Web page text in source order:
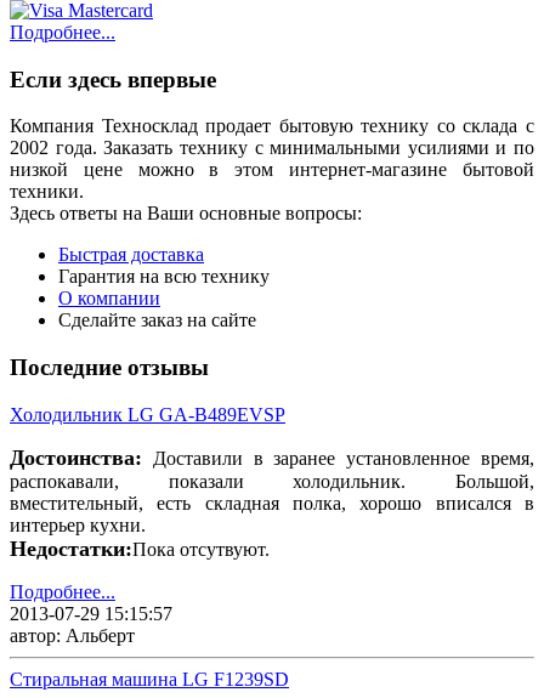
Подробнее...
Если здесь впервые
Компания Техносклад продает бытовую технику со склада с
2002 года. Заказать технику с минимальными усилиями и по
низкой цене можно в этом интернет-магазине бытовой
техники.
Здесь ответы на Ваши основные вопросы:
Быстрая доставка
Гарантия на всю технику
О компании
Сделайте заказ на сайте
Последние отзывы
Холодильник LG GA-B489EVSP
Достоинства: Доставили в заранее установленное время,
распокавали, показали холодильник. Большой,
вместительный, есть складная полка, хорошо вписался в
интерьер кухни.
Недостатки:Пока отсутвуют.
Подробнее...
2013-07-29 15:15:57
автор: Альберт
Стиральная машина LG F1239SD